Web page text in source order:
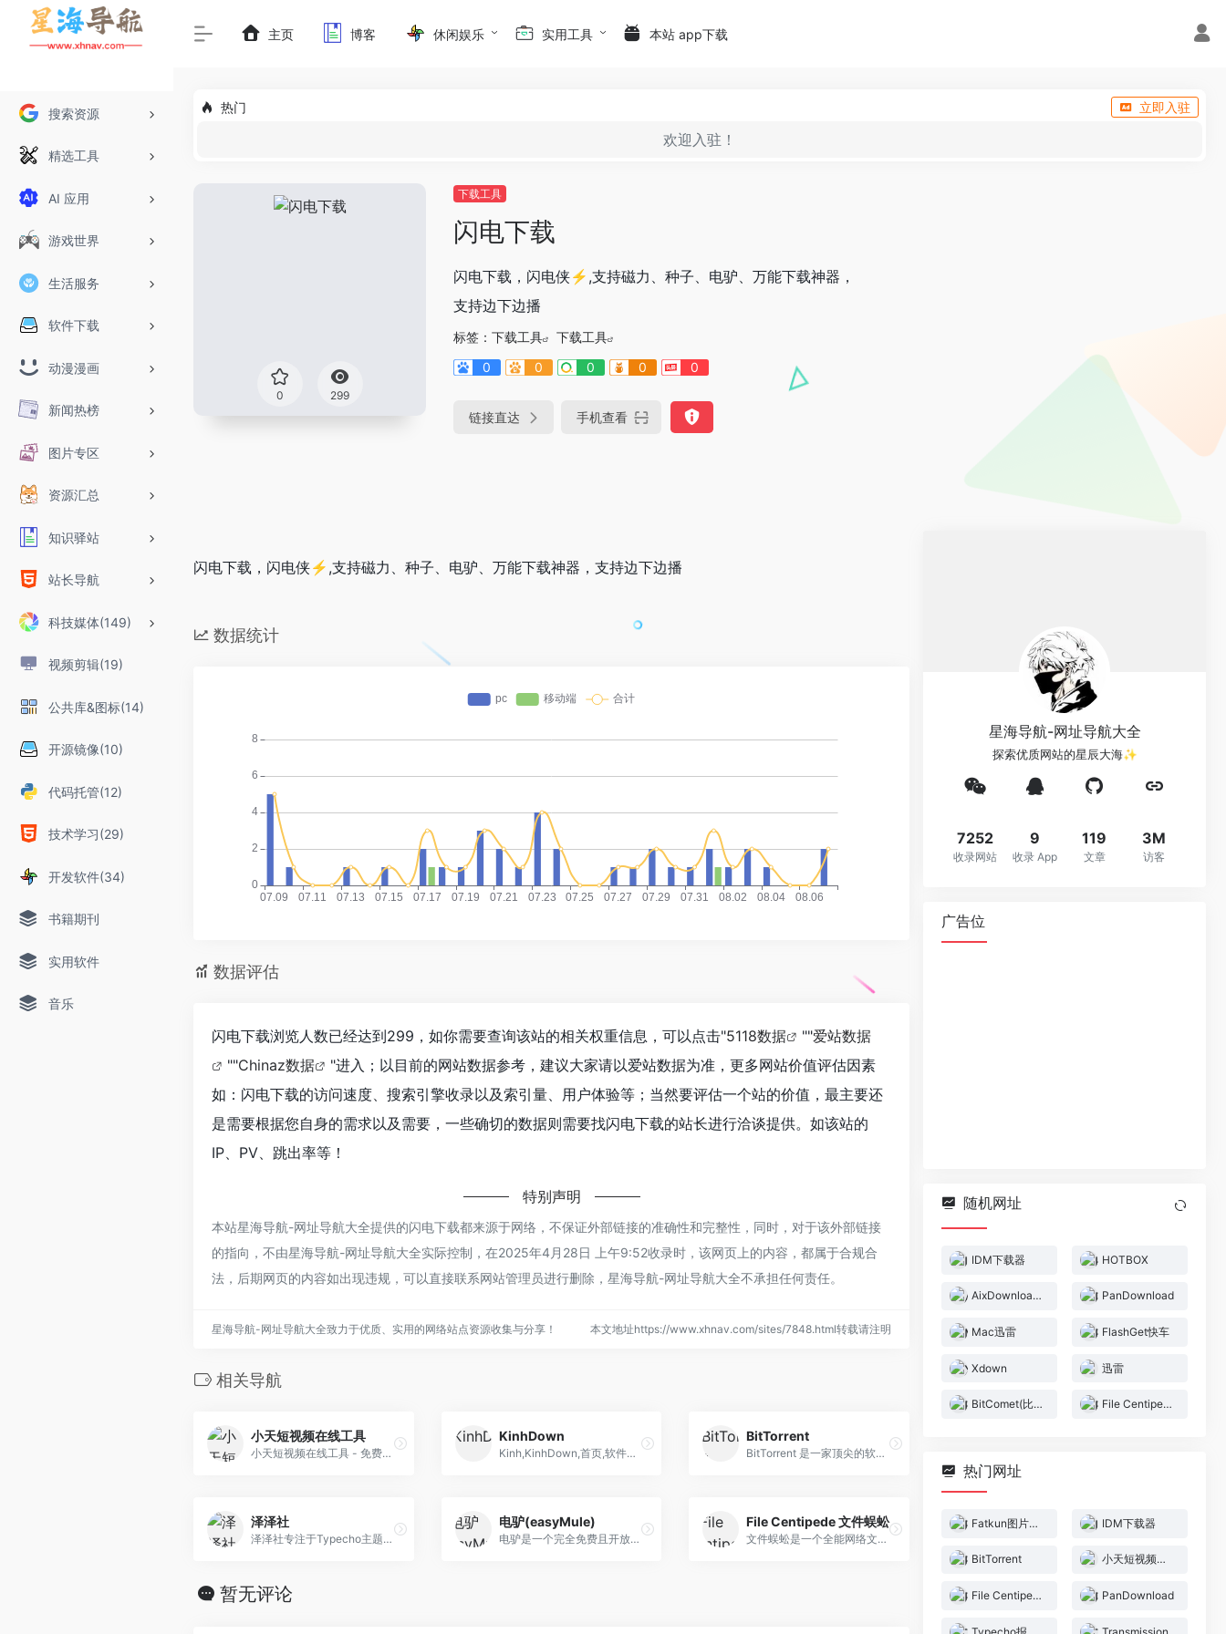
搜索资源
精选工具
AI 应用
游戏世界
生活服务
软件下载
动漫漫画
新闻热榜
图片专区
资源汇总
知识驿站
站长导航
科技媒体(149)
视频剪辑(19)
公共库&图标(14)
开源镜像(10)
代码托管(12)
技术学习(29)
开发软件(34)
书籍期刊
实用软件
音乐
主页 博客 休闲娱乐 实用工具 本站 app下载
热门 立即入驻
欢迎入驻！
0 299
下载工具
闪电下载
闪电下载，闪电侠⚡️,支持磁力、种子、电驴、万能下载神器，
支持边下边播
标签： 下载工具
下载工具
0
0 0 0 0
链接直达 手机查看
闪电下载，闪电侠⚡️,支持磁力、种子、电驴、万能下载神器，支持边下边播
数据统计
数据评估
闪电下载浏览人数已经达到299，如你需要查询该站的相关权重信息，可以点击"5118数据 ""爱站数据
""Chinaz数据
"进入；以目前的网站数据参考，建议大家请以爱站数据为准，更多网站价值评估因素
如：闪电下载的访问速度、搜索引擎收录以及索引量、用户体验等；当然要评估一个站的价值，最主要还
是需要根据您自身的需求以及需要，一些确切的数据则需要找闪电下载的站长进行洽谈提供。如该站的
IP、PV、跳出率等！
特别声明
本站星海导航-网址导航大全提供的闪电下载都来源于网络，不保证外部链接的准确性和完整性，同时，对于该外部链接
的指向，不由星海导航-网址导航大全实际控制，在2025年4月28日 上午9:52收录时，该网页上的内容，都属于合规合
法，后期网页的内容如出现违规，可以直接联系网站管理员进行删除，星海导航-网址导航大全不承担任何责任。
星海导航-网址导航大全致力于优质、实用的网络站点资源收集与分享！ 本文地址https://www.xhnav.com/sites/7848.html转载请注明
相关导航
小天短视频在线工具
小天短视频在线工具 - 免费短视频提取网站 无水印解析保存网址。 只需单击一下即可下载任何喜欢的短视频或GIF图片。
KinhDown
Kinh,KinhDown,首页,软件下载,网页版,教程,订阅,小论坛,交流群,服务条款,软件小妹黑历史,亿寻,指认其他解析,盗窃用户Cookie,极下,KinhDown - 首页
BitTorrent
BitTorrent 是一家顶尖的软件公司，其开发有适合 Windows、Mac、Android 等平台使用的热门 Torrent 客户端。立即下载。
泽泽社
泽泽社专注于Typecho主题开发
电驴(easyMule)
电驴是一个完全免费且开放源代码的P2P资源下载和分享软件，利用电驴可以将全世界所有的计算机和服务器整合成一个巨大的资源分享网络。
File Centipede 文件蜈蚣
文件蜈蚣是一个全能网络文件上传/下载器, BitTorrent客户端, WebDAV客户端, FTP客户端, 和SSH客户端. 它快速, 可定制, 用户友好, 多协议支持, 同时也包含了很多 有用的辅助工具如: HTTP请求器, 文件合并工具, 编码/解码工具等. 和网页浏览器进行集成, 你可以从网页上下载音频和视频, 甚至是加密视频.
暂无评论
星海导航-网址导航大全
探索优质网站的星辰大海✨
7252
收录网站
9
收录 App
119
文章
3M
访客
广告位
随机网址
IDM下载器 HOTBOX
AixDownloader PanDownload
Mac迅雷 FlashGet快车
Xdown 迅雷
BitComet(比特彗星) File Centipede 文件蜈蚣
热门网址
Fatkun图片下载 IDM下载器
BitTorrent 小天短视频在线工具
File Centipede 文件蜈蚣 PanDownload